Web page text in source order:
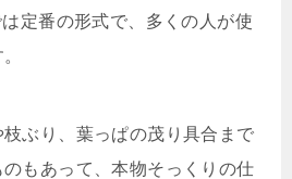
定番の形式で、多くの人が使
ぶり、葉っぱの茂り具合まで
もあって、本物そっくりの仕